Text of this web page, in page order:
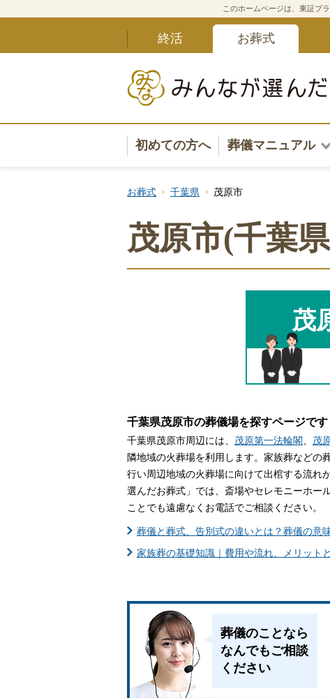
このホームページは、東証プ
終活 お葬式
初めての方へ 葬儀マニュアル
葬儀安心サポー
葬儀の準備〜
葬儀の選び方
家族葬とは
葬儀費用の平
お葬式 千葉県 茂原市
茂原市(千葉
茂
千葉県茂原市の葬儀場を探すページです
千葉県茂原市周辺には、 茂原第一法輪閣 茂
隣地域の火葬場を利用します。家族葬などの
行い周辺地域の火葬場に向けて出棺する流れ
選んだお葬式」では、斎場やセレモニーホー
ことでも遠慮なくお電話でご相談ください。
葬儀と葬式、告別式の違いとは？葬儀の意
家族葬の基礎知識｜費用や流れ、メリット
葬儀のことなら
なんでもご相談
ください